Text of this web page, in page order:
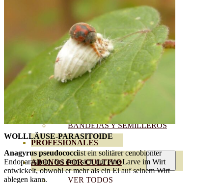
SEMILLAS RAÍZ
SEMILLAS LEGUMINOSAS
MICROGREEN
CUBIERTAS VEGETALES
TIRAS DE SEMILLAS
BOMBAS DE SEMILLAS
BANDEJAS Y SEMILLEROS
PROFESIONALES
ABONOS POR CULTIVO
VER TODOS
WOLLLÄUSE-PARASITOIDE
Anagyrus pseudococciist ein solitärer cenobionter
Endoparasitoid, bei dem sich nur eine Larve im Wirt
entwickelt, obwohl er mehr als ein Ei auf seinem Wirt
ablegen kann.